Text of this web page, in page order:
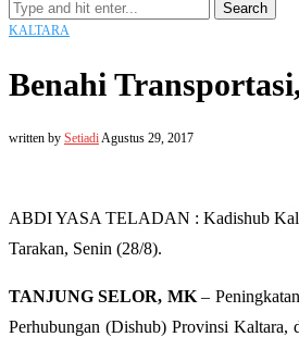
Search
KALTARA
Benahi
written by Setiadi Agustus 29, 2017
ABDI YASA TELADAN : Kadishub
Tarakan, Senin (28/8).
TANJUNG SELOR, MK–
Perhubungan (Dishub) Provinsi Kaltara,